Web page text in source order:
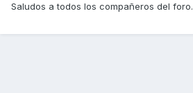
Saludos a todos los compañeros del foro.